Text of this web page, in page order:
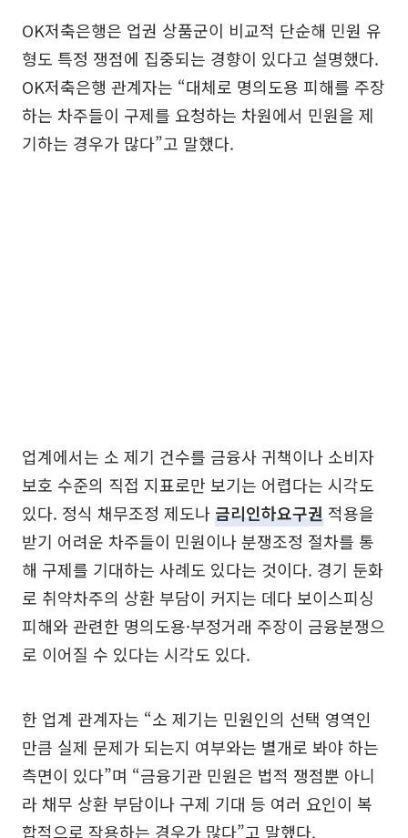
OK저축은행은 업권 상품군이 비교적 단순해 민원 유
형도 특정 쟁점에 집중되는 경향이 있다고 설명했다.
OK저축은행 관계자는 “대체로 명의도용 피해를 주장
하는 차주들이 구제를 요청하는 차원에서 민원을 제
기하는 경우가 많다”고 말했다.
업계에서는 소 제기 건수를 금융사 귀책이나 소비자
보호 수준의 직접 지표로만 보기는 어렵다는 시각도
있다. 정식 채무조정 제도나금리인하요구권 적용을
받기 어려운 차주들이 민원이나 분쟁조정 절차를 통
해 구제를 기대하는 사례도 있다는 것이다. 경기 둔화
로 취약차주의 상환 부담이 커지는 데다 보이스피싱
피해와 관련한 명의도용·부정거래 주장이 금융분쟁으
로 이어질 수 있다는 시각도 있다.
한 업계 관계자는 “소 제기는 민원인의 선택 영역인
만큼 실제 문제가 되는지 여부와는 별개로 봐야 하는
측면이 있다”며 “금융기관 민원은 법적 쟁점뿐 아니
라 채무 상환 부담이나 구제 기대 등 여러 요인이 복
합적으로 작용하는 경우가 많다”고 말했다.